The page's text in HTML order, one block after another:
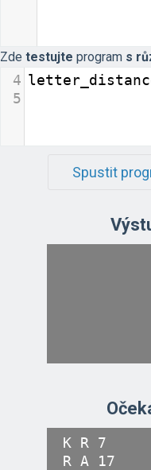
Zde testujte program s
4
5
Spustit
K R 7
R A 17